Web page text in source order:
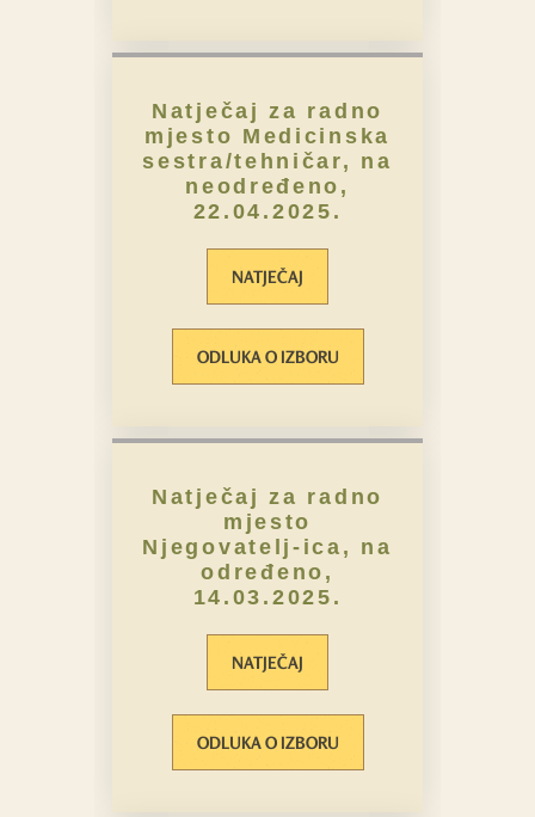
Natječaj za radno
mjesto Medicinska
sestra/tehničar, na
neodređeno,
22.04.2025.
NATJEČAJ
ODLUKA O IZBORU
Natječaj za radno
mjesto
Njegovatelj-ica, na
određeno,
14.03.2025.
NATJEČAJ
ODLUKA O IZBORU